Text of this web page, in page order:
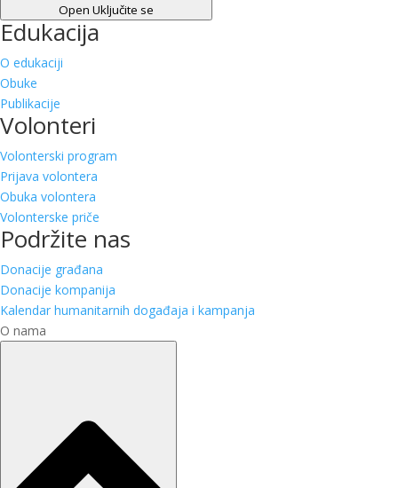
Open Uključite se
Edukacija
O edukaciji
Obuke
Publikacije
Volonteri
Volonterski program
Prijava volontera
Obuka volontera
Volonterske priče
Podržite nas
Donacije građana
Donacije kompanija
Kalendar humanitarnih događaja i kampanja
O nama